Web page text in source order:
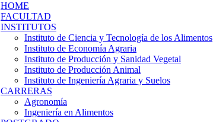
HOME
FACULTAD
INSTITUTOS
Instituto de Ciencia y Tecnología de los Alimentos
Instituto de Economía Agraria
Instituto de Producción y Sanidad Vegetal
Instituto de Producción Animal
Instituto de Ingeniería Agraria y Suelos
CARRERAS
Agronomía
Ingeniería en Alimentos